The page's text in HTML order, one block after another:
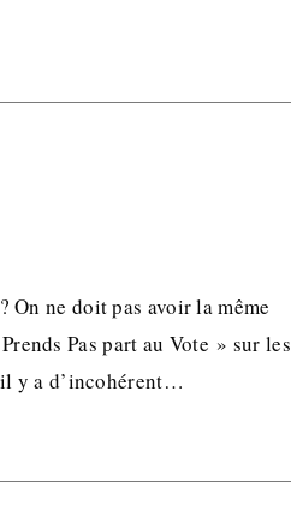
On ne doit pas avoir la même
Pas part au Vote » sur les
y a d’incohérent…